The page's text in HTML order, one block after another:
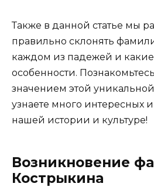
Также в данной статье мы
правильно склонять
каждом из падежей и какие
особенности.
значением этой
узнаете много интересных
нашей истории и культуре!
Возникновение
Кострыкина